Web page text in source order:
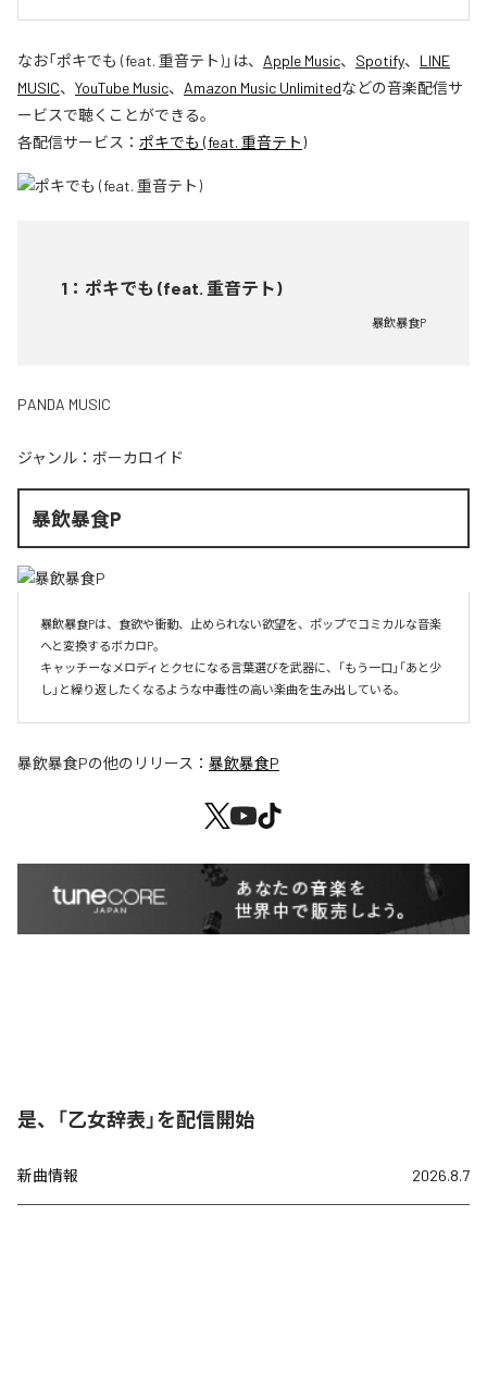
なお「ポキでも (feat. 重音テト)」は、 Apple Music、 Spotify、 LINE
MUSIC、 YouTube Music、 Amazon Music Unlimitedなどの音楽配信サ
ービスで聴くことができる。
各配信サービス： ポキでも (feat. 重音テト)
1 ： ポキでも (feat. 重音テト)
暴飲暴食P
PANDA MUSIC
ジャンル： ボーカロイド
暴飲暴食P
暴飲暴食Pは、食欲や衝動、止められない欲望を、ポップでコミカルな音楽
へと変換するボカロP。
キャッチーなメロディとクセになる言葉選びを武器に、「もう一口」「あと少
し」と繰り返したくなるような中毒性の高い楽曲を生み出している。
暴飲暴食Pの他のリリース： 暴飲暴食P
是、「乙女辞表」を配信開始
新曲情報 2026.8.7